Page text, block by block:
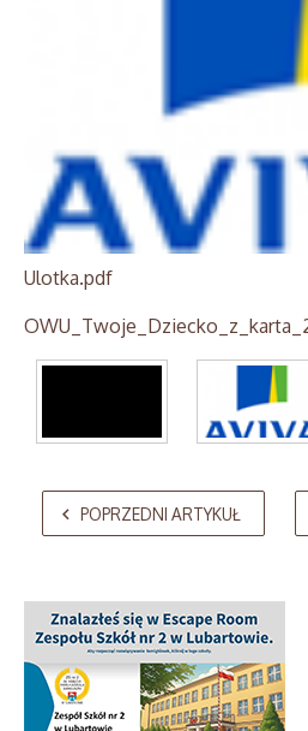
Ulotka.pdf
AdmirorGallery 5.2.0, author/sVasiljevski Kekeljevic
POPRZEDNI ARTYKUŁ